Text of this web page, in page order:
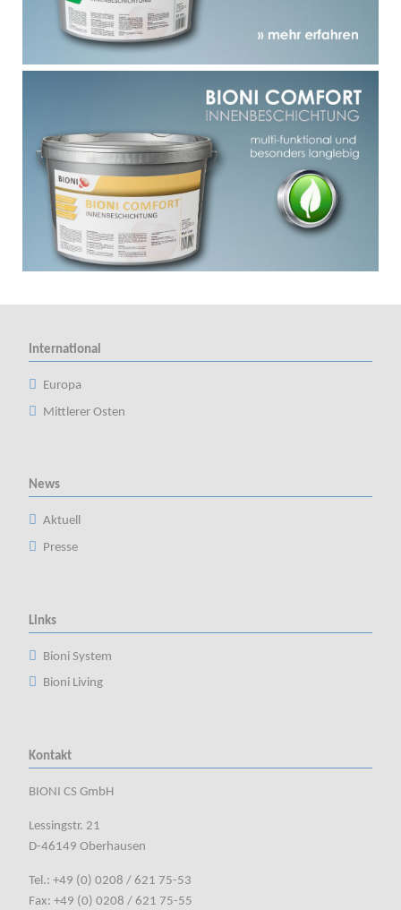
International
Europa
Mittlerer Osten
News
Aktuell
Presse
Links
Bioni System
Bioni Living
Kontakt
BIONI CS GmbH
Lessingstr. 21
D-46149 Oberhausen
Tel.: +49 (0) 0208 / 621 75-53
Fax: +49 (0) 0208 / 621 75-55